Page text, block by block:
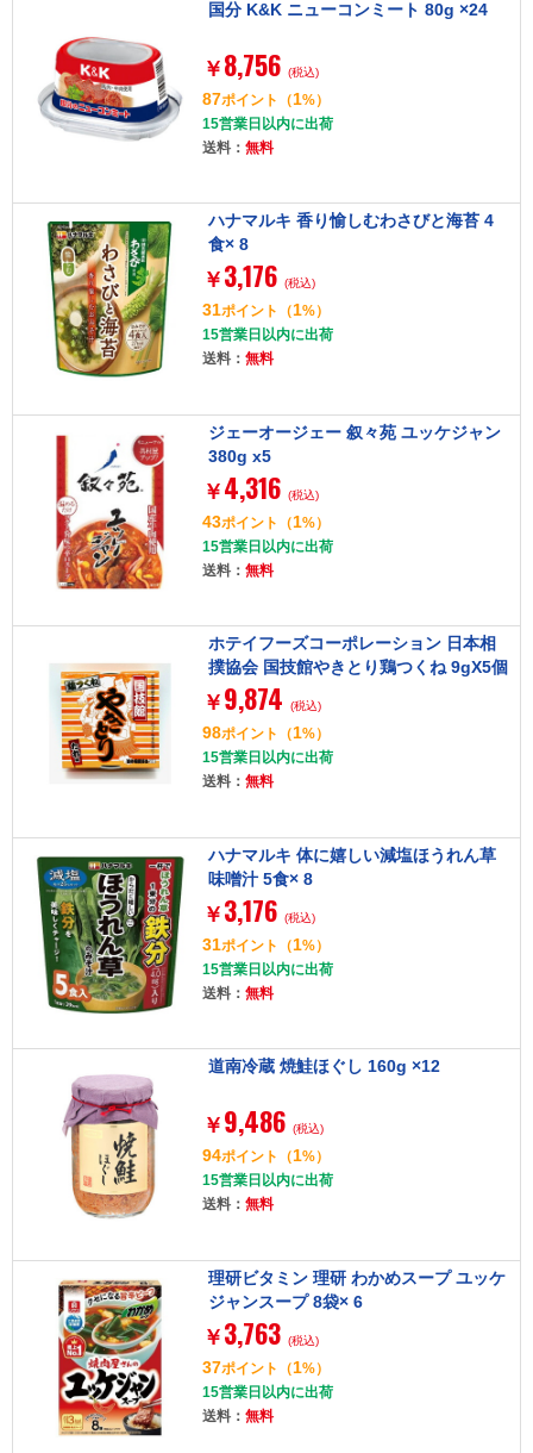
国分 K&K ニューコンミート 80g ×24
￥ 8,756 (税込)
87ポイント （1%）
15営業日以内に出荷
送料： 無料
ハナマルキ 香り愉しむわさびと海苔 4
食× 8
￥ 3,176 (税込)
31ポイント （1%）
15営業日以内に出荷
送料： 無料
ジェーオージェー 叙々苑 ユッケジャン
380g x5
￥ 4,316 (税込)
43ポイント （1%）
15営業日以内に出荷
送料： 無料
ホテイフーズコーポレーション 日本相
撲協会 国技館やきとり鶏つくね 9gX5個
x24
￥ 9,874 (税込)
98ポイント （1%）
15営業日以内に出荷
送料： 無料
ハナマルキ 体に嬉しい減塩ほうれん草
味噌汁 5食× 8
￥ 3,176 (税込)
31ポイント （1%）
15営業日以内に出荷
送料： 無料
道南冷蔵 焼鮭ほぐし 160g ×12
￥ 9,486 (税込)
94ポイント （1%）
15営業日以内に出荷
送料： 無料
理研ビタミン 理研 わかめスープ ユッケ
ジャンスープ 8袋× 6
￥ 3,763 (税込)
37ポイント （1%）
15営業日以内に出荷
送料： 無料